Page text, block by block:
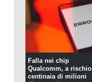
Falla nei chip
Qualcomm, a rischio
centinaia di milioni